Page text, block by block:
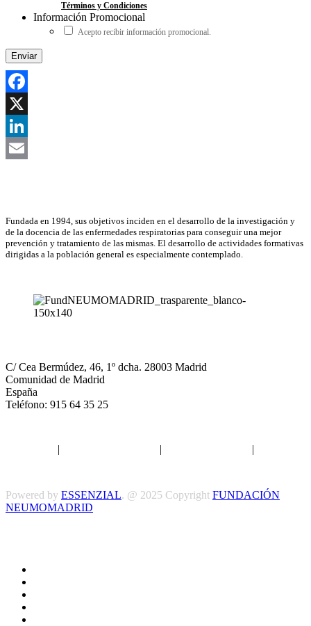
Términos y Condiciones
Información Promocional
Acepto recibir información promocional.
Facebook
X
LinkedIn
Fundada en 1994, sus objetivos inciden en el desarrollo de la investigación y
de la docencia de las enfermedades respiratorias para conseguir una mejor
prevención y tratamiento de las mismas. El desarrollo de actividades formativas
dirigidas a la población general es especialmente contemplado.
C/ Cea Bermúdez, 46, 1º dcha. 28003 Madrid
Comunidad de Madrid
España
Teléfono: 915 64 35 25
| | |
Powered by ESSENZIAL. @ 2025 Copyright FUNDACIÓN
NEUMOMADRID